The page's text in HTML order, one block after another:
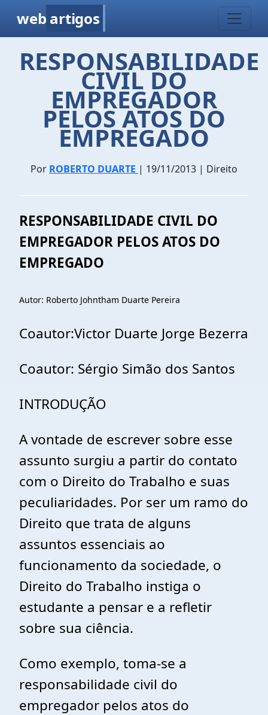
web artigos
RESPONSABILIDADE
CIVIL DO
EMPREGADOR
PELOS ATOS DO
EMPREGADO
Por ROBERTO DUARTE | 19/11/2013 | Direito
RESPONSABILIDADE CIVIL DO
EMPREGADOR PELOS ATOS DO
EMPREGADO
Autor: Roberto Johntham Duarte Pereira
Coautor:Victor Duarte Jorge Bezerra
Coautor: Sérgio Simão dos Santos
INTRODUÇÃO
A vontade de escrever sobre esse
assunto surgiu a partir do contato
com o Direito do Trabalho e suas
peculiaridades. Por ser um ramo do
Direito que trata de alguns
assuntos essenciais ao
funcionamento da sociedade, o
Direito do Trabalho instiga o
estudante a pensar e a refletir
sobre sua ciência.
Como exemplo, toma-se a
responsabilidade civil do
empregador pelos atos do